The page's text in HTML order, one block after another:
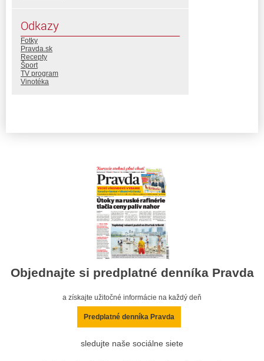
Odkazy
Fotky
Pravda.sk
Recepty
Šport
TV program
Vinotéka
Objednajte si predplatné denníka Pravda
a získajte užitočné informácie na každý deň
Predplatné denníka Pravda
sledujte naše sociálne siete